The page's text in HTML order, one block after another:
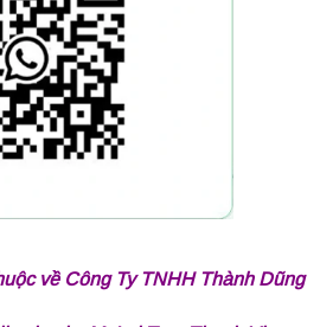
về Công Ty TNHH Thành Dũng